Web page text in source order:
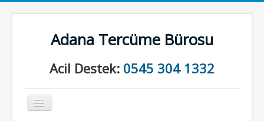
Adana Tercüme Bürosu
Acil Destek: 0545 304 1332
Gezinme
geçişini